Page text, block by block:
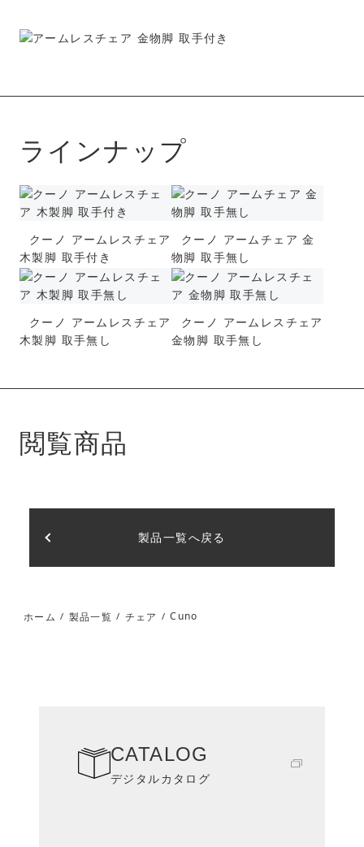
ラインナップ
クーノ アームレスチェア
木製脚 取手付き
クーノ アームチェア 金
物脚 取手無し
クーノ アームレスチェア
木製脚 取手無し
クーノ アームレスチェア
金物脚 取手無し
閲覧商品
製品一覧へ戻る
ホーム / 製品一覧 / チェア / Cuno
CATALOG
デジタルカタログ